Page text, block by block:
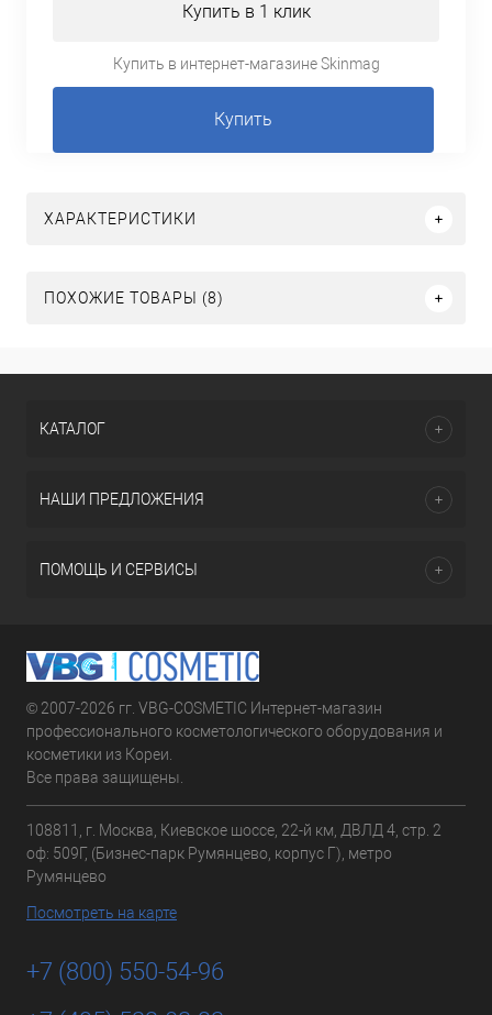
Купить в 1 клик
Купить в интернет-магазине Skinmag
Купить
ХАРАКТЕРИСТИКИ
ПОХОЖИЕ ТОВАРЫ (8)
КАТАЛОГ
НАШИ ПРЕДЛОЖЕНИЯ
ПОМОЩЬ И СЕРВИСЫ
© 2007-2026 гг. VBG-COSMETIC Интернет-магазин
профессионального косметологического оборудования и
косметики из Кореи.
Все права защищены.
108811, г. Москва, Киевское шоссе, 22-й км, ДВЛД 4, стр. 2
оф: 509Г, (Бизнес-парк Румянцево, корпус Г), метро
Румянцево
Посмотреть на карте
+7 (800) 550-54-96